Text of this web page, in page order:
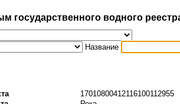
государственного водного
Название
17010800412116100112955